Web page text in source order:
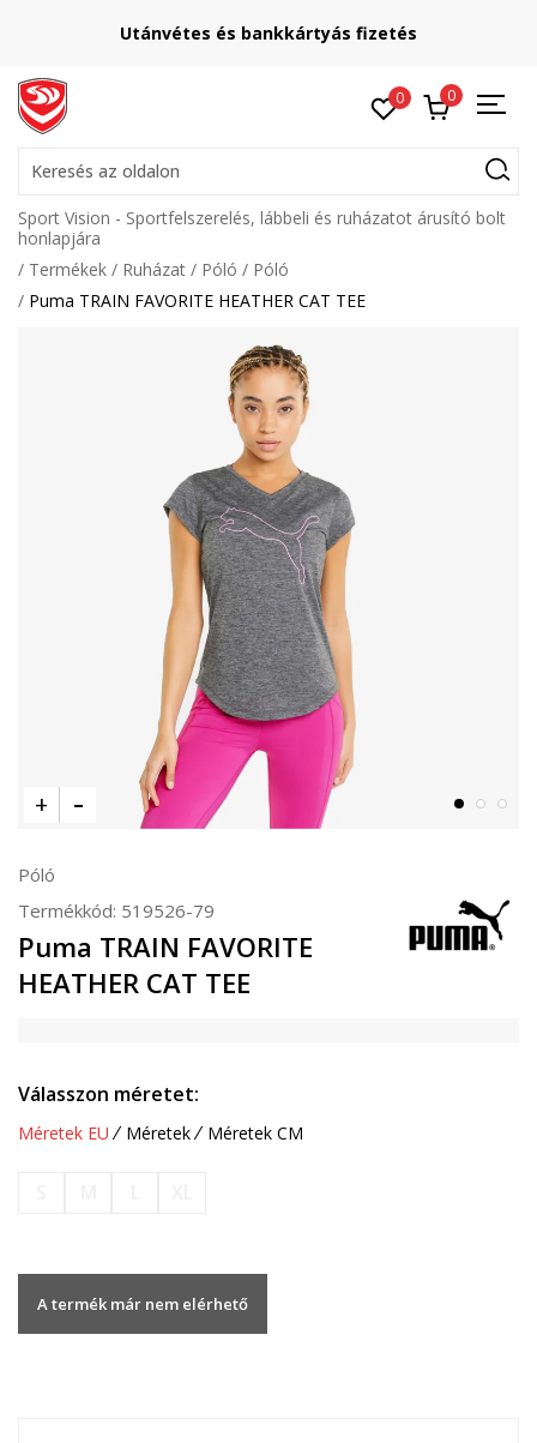
Utánvétes és bankkártyás fizetés
0 0
Keresés az oldalon
Sport Vision - Sportfelszerelés, lábbeli és ruházatot árusító bolt
honlapjára
Termékek
Ruházat Póló
Póló
Puma TRAIN FAVORITE HEATHER CAT TEE
Póló
Termékkód: 519526-79
Puma TRAIN FAVORITE
HEATHER CAT TEE
Válasszon méretet:
Méretek EU Méretek Méretek CM
A termék már nem elérhető